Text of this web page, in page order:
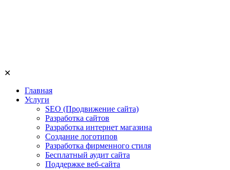
✕
Главная
Услуги
SEO (Продвижение сайта)
Разработка сайтов
Разработка интернет магазина
Создание логотипов
Разработка фирменного стиля
Бесплатный аудит сайта
Поддержке веб-сайта